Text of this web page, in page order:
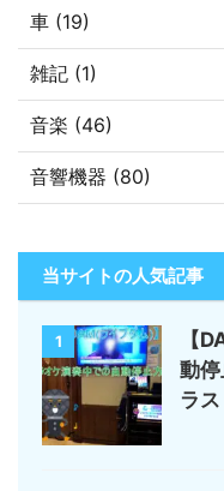
車 (19)
雑記 (1)
音楽 (46)
音響機器 (80)
当サイトの人気記事
1
【
動
ラ